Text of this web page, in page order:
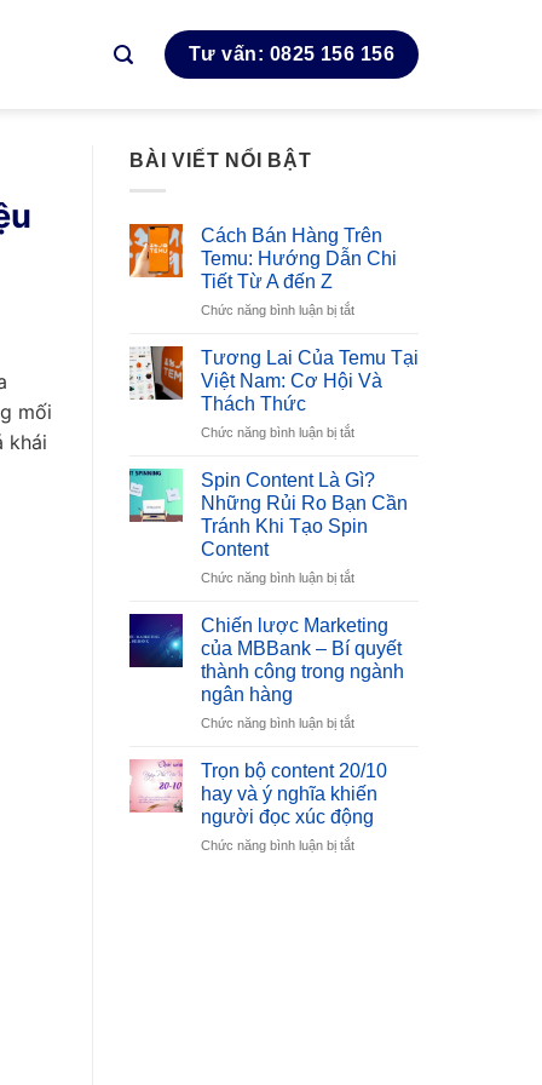
Tư vấn: 0825 156 156
mối
khái
BÀI VIẾT NỔI BẬT
Cách Bán Hàng Trên
Temu: Hướng Dẫn Chi
Tiết Từ A đến Z
Chức năng bình luận bị tắtở
Hàng
Trên
Hướng
Chi
Tiết
Từ
A
Z
Tương Lai Của Temu Tại
Việt Nam: Cơ Hội Và
Thách Thức
Chức năng bình luận bị tắtở
Lai
Của
Temu
Tại
Nam:
Hội
Và
Thách
Thức
Spin Content Là Gì?
Những Rủi Ro Bạn Cần
Tránh Khi Tạo Spin
Content
Chức năng bình luận bị tắtở
Content
Gì?
Những
Ro
Cần
Tránh
Khi
Tạo
Spin
Chiến lược Marketing
của MBBank – Bí quyết
thành công trong ngành
ngân hàng
Chức năng bình luận bị tắtở
lược
Marketing
của
MBBank
–
Trọn bộ content 20/10
hay và ý nghĩa khiến
người đọc xúc động
Chức năng bình luận bị tắtở